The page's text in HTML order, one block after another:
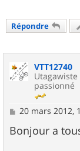
Répondre
VTT12740
Utagawiste
passionné
M
s
s
20 mars 2012,
Bonjour a